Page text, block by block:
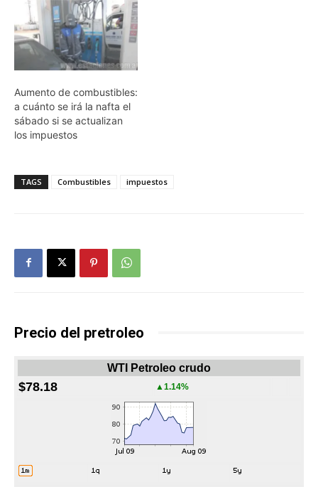
Aumento de combustibles:
a cuánto se irá la nafta el
sábado si se actualizan
los impuestos
TAGS Combustibles impuestos
Precio del pretroleo
WTI Petroleo crudo
$78.18 ▲1.14%